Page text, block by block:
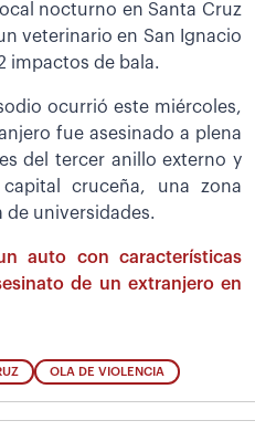
nocturno en Santa Cruz
veterinario en San Ignacio
impactos de bala.
ocurrió este miércoles,
fue asesinado a plena
del tercer anillo externo y
cruceña, una zona
universidades.
auto con características
de un extranjero en
OLA DE VIOLENCIA